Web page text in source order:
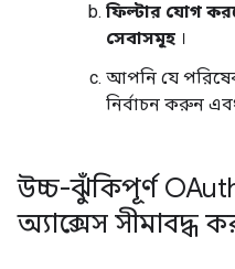
ফিল্টার যোগ
সেবাসমূহ ।
আপনি যে
নির্বাচন করুন
উচ্চ-ঝুঁকিপূর্ণ
অ্যাক্সেস সীমাবদ্ধ